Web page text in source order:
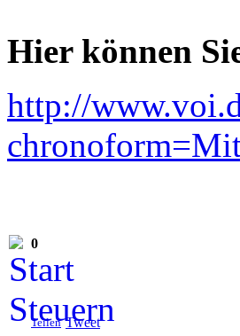
Hier können
http://
0
Teilen Tweet